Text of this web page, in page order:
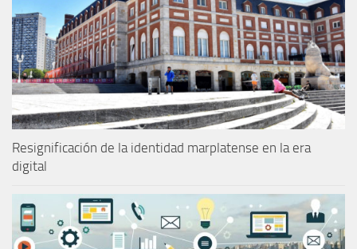
Resignificación de la identidad marplatense en la era
digital